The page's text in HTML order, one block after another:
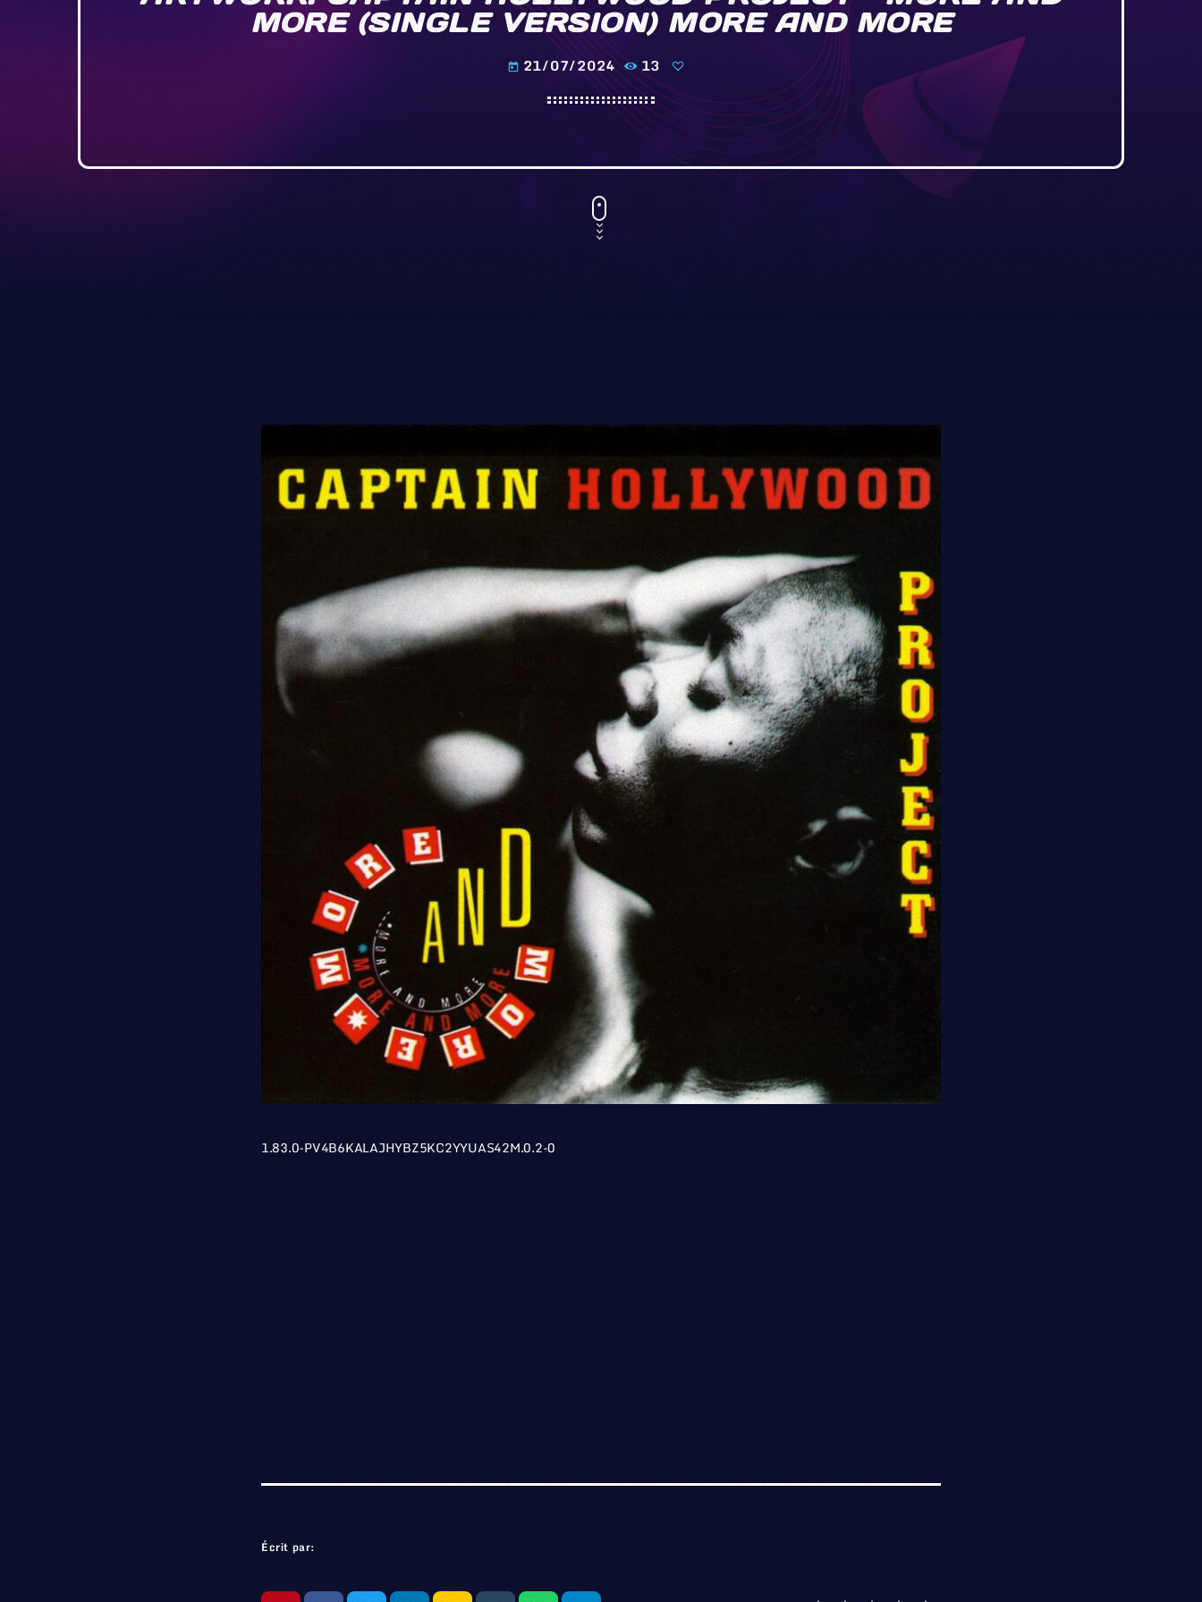
MORE (SINGLE VERSION) MORE AND MORE
today 21/07/2024 13
1.83.0-PV4B6KALAJHYBZ5KC2YYUAS42M.0.2-0
Écrit par: